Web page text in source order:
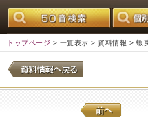
トップページ > 一覧表示 > 資料情報 > 蝦